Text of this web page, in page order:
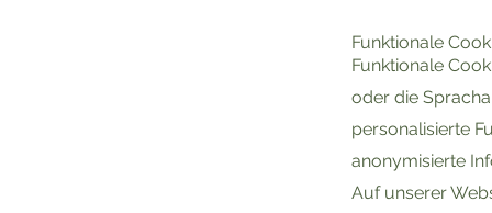
Funktionale
Funktionale
oder die
personalisierte
anonymisierte
Auf unserer